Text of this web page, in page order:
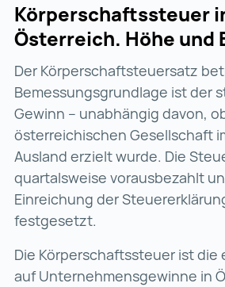
Körperschaftssteuer
Österreich. Höhe und
Der Körperschaftsteuersatz
Bemessungsgrundlage ist der
Gewinn – unabhängig davon,
österreichischen Gesellschaft
Ausland erzielt wurde. Die
quartalsweise vorausbezahlt
Einreichung der
festgesetzt.
Die Körperschaftssteuer ist die
auf Unternehmensgewinne in